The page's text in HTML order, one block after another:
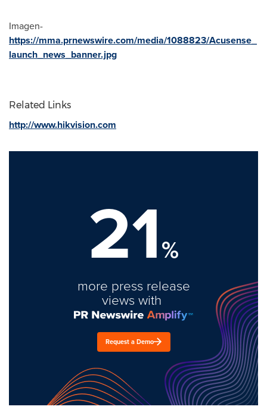
Imagen-
https://mma.prnewswire.com/media/1088823/Acusense_
launch_news_banner.jpg
Related Links
http://www.hikvision.com
21%
more press release
views with
Request a Demo